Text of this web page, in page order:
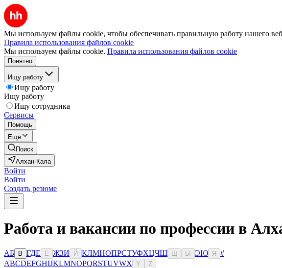
Мы используем файлы cookie, чтобы обеспечивать правильную работу нашего
Правила использования файлов cookie
Мы используем файлы cookie. Правила использования файлов cookie
Понятно
Ищу работу
Ищу работу
Ищу работу
Ищу сотрудника
Сервисы
Помощь
Ещё
Поиск
Алхан-Кала
Войти
Войти
Создать резюме
Работа и вакансии по профессии в
АБ В ГДЕ Ё ЖЗИ Й КЛМНОПРСТУФХЦЧШ Ы ЭЮ Я
#
ABCDEFGHIJKLMNOPQRSTUVWX Y Z